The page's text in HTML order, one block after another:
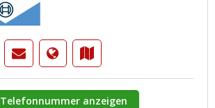
Telefonnummer anzeigen